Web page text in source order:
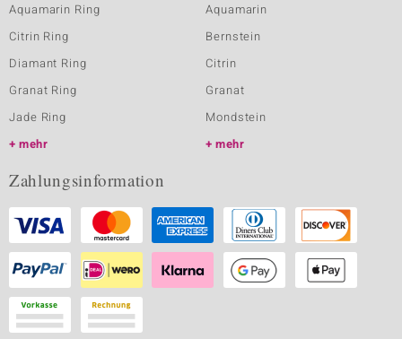
Aquamarin Ring
Citrin Ring
Diamant Ring
Granat Ring
Jade Ring
mehr
Aquamarin
Bernstein
Citrin
Granat
Mondstein
mehr
Zahlungsinformation